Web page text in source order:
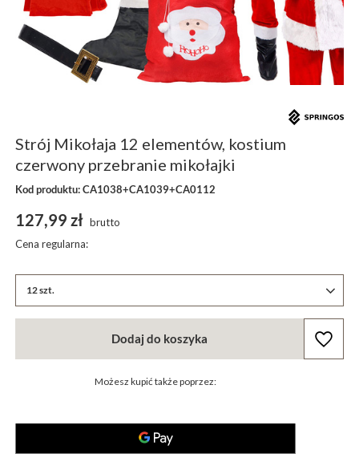
Strój Mikołaja 12 elementów, kostium
czerwony przebranie mikołajki
Kod produktu: CA1038+CA1039+CA0112
12 szt.
127,99 zł brutto
Cena regularna:
Dodaj do koszyka
Możesz kupić także poprzez: